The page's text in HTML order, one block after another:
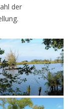
der